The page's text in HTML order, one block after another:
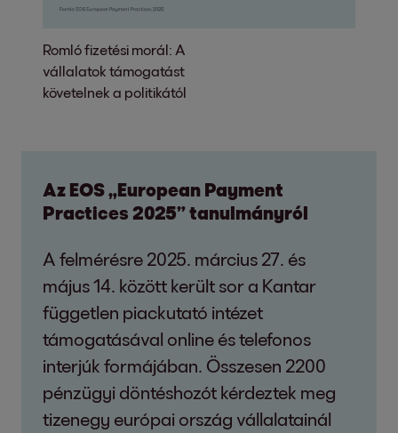
Romló fizetési morál: A
vállalatok támogatást
követelnek a politikától
Az EOS „European Payment
Practices 2025” tanulmányról
A felmérésre 2025. március 27. és
május 14. között került sor a Kantar
független piackutató intézet
támogatásával online és telefonos
interjúk formájában. Összesen 2200
pénzügyi döntéshozót kérdeztek meg
tizenegy európai ország vállalatainál